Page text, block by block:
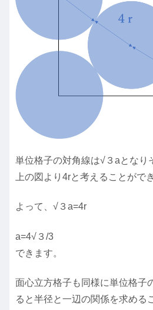
単位格子の対角線は√３aとなり
上の図より4rと考えることがで
よって、√３a=4r
a=4√３/3 と求
できます。
面心立方格子も同様に単位格子
ると半径と一辺の関係を求める